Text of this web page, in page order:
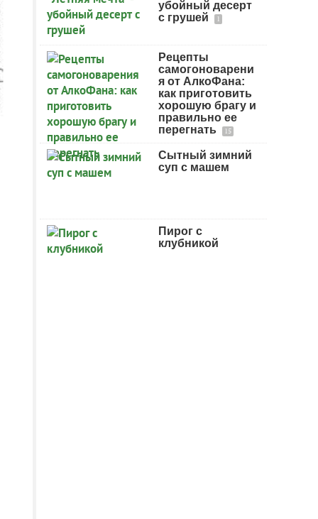
убойный десерт
с грушей
1
Рецепты
самогоноварени
я от АлкоФана:
как приготовить
хорошую брагу и
правильно ее
перегнать
15
Сытный зимний
суп с машем
Пирог с
клубникой